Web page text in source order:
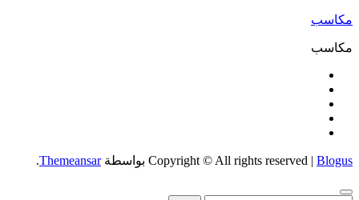
مكاسب
مكاسب
Copyright © All rights reserved Blogus بواسطةThemeansar
.